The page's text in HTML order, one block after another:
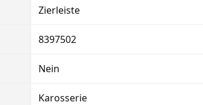
Zierleiste
8397502
Nein
Karosserie